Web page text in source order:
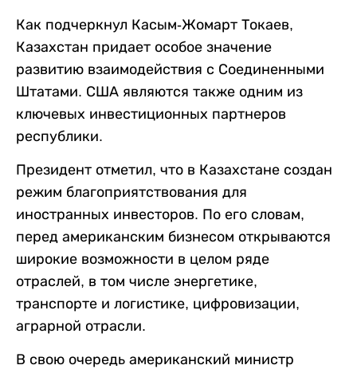
Как подчеркнул Касым-Жомарт Токаев,
Казахстан придает особое значение
развитию взаимодействия с Соединенными
Штатами. США являются также одним из
ключевых инвестиционных партнеров
республики.
Президент отметил, что в Казахстане создан
режим благоприятствования для
иностранных инвесторов. По его словам,
перед американским бизнесом открываются
широкие возможности в целом ряде
отраслей, в том числе энергетике,
транспорте и логистике, цифровизации,
аграрной отрасли.
В свою очередь американский министр